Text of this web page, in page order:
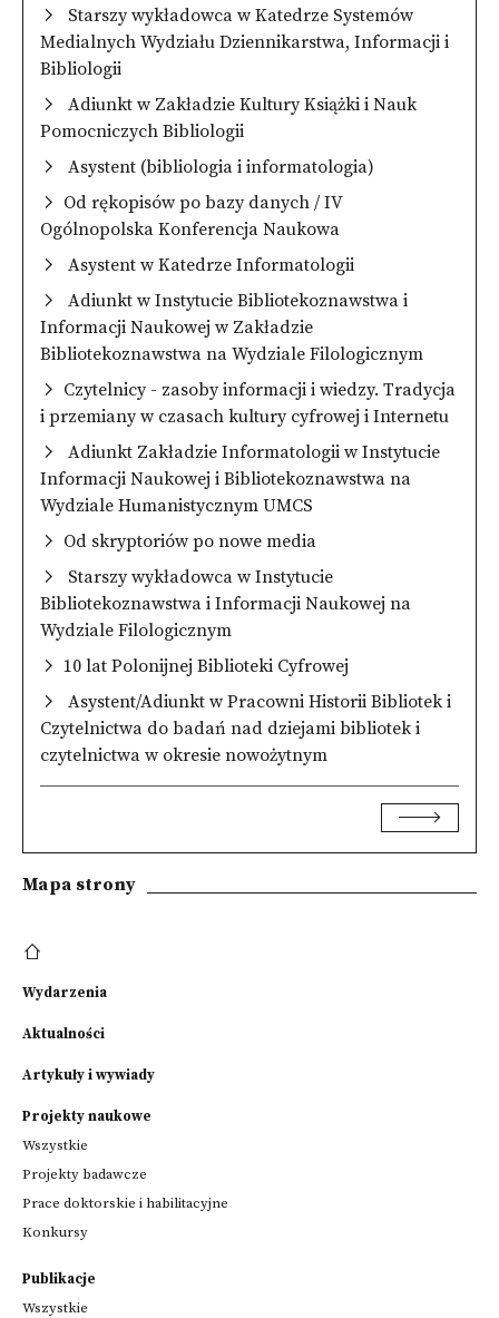
Starszy wykładowca w Katedrze Systemów
Medialnych Wydziału Dziennikarstwa, Informacji i
Bibliologii
Adiunkt w Zakładzie Kultury Książki i Nauk
Pomocniczych Bibliologii
Asystent (bibliologia i informatologia)
Od rękopisów po bazy danych / IV
Ogólnopolska Konferencja Naukowa
Asystent w Katedrze Informatologii
Adiunkt w Instytucie Bibliotekoznawstwa i
Informacji Naukowej w Zakładzie
Bibliotekoznawstwa na Wydziale Filologicznym
Czytelnicy - zasoby informacji i wiedzy. Tradycja
i przemiany w czasach kultury cyfrowej i Internetu
Adiunkt Zakładzie Informatologii w Instytucie
Informacji Naukowej i Bibliotekoznawstwa na
Wydziale Humanistycznym UMCS
Od skryptoriów po nowe media
Starszy wykładowca w Instytucie
Bibliotekoznawstwa i Informacji Naukowej na
Wydziale Filologicznym
10 lat Polonijnej Biblioteki Cyfrowej
Asystent/Adiunkt w Pracowni Historii Bibliotek i
Czytelnictwa do badań nad dziejami bibliotek i
czytelnictwa w okresie nowożytnym
Mapa strony
Wydarzenia
Aktualności
Artykuły i wywiady
Projekty naukowe
Wszystkie
Projekty badawcze
Prace doktorskie i habilitacyjne
Konkursy
Publikacje
Wszystkie